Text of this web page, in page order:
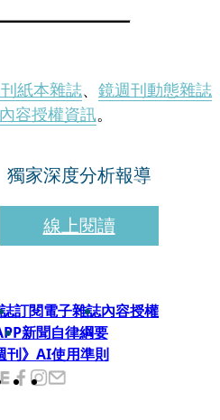
紙本雜誌、 鏡週刊動態雜誌
容授權資訊。
獨家深度分析報導
線上閱讀
訂閱電子雜誌內容授權
新聞自律綱要
刊》AI使用準則